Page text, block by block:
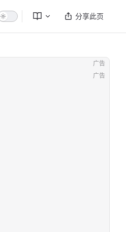
分享此页
广告
广告